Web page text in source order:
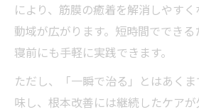
により、筋膜の癒着を解消しやす
動域が広がります。短時間ででき
寝前にも手軽に実践できます。
ただし、「一瞬で治る」とはあく
味し、根本改善には継続したケア